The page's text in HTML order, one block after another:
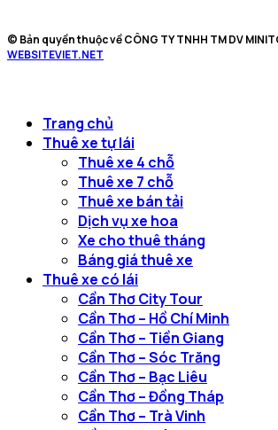
© Bản quyền thuộc về CÔNG TY TNHH TM DV
WEBSITEVIET.NET
Trang chủ
Thuê xe tự lái
Thuê xe 4 chỗ
Thuê xe 7 chỗ
Thuê xe bán tải
Dịch vụ xe hoa
Xe cho thuê tháng
Báng giá thuê xe
Thuê xe có lái
Cần Thơ City Tour
Cần Thơ – Hồ Chí Minh
Cần Thơ – Tiền Giang
Cần Thơ – Sóc Trăng
Cần Thơ – Bạc Liêu
Cần Thơ – Đồng Tháp
Cần Thơ – Trà Vinh